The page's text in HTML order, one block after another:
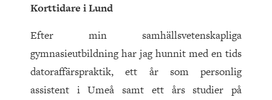
Korttidare i Lund
Efter min samhällsvetenskapliga
gymnasieutbildning har jag hunnit med en tids
datoraffärspraktik, ett år som personlig
assistent i Umeå samt ett års studier på